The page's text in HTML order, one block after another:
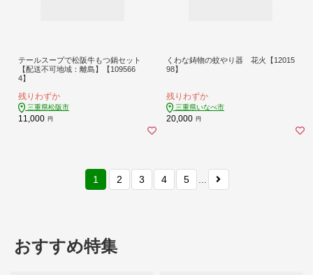
テールスープで松阪牛もつ鍋セット
【配送不可地域：離島】【109566
4】
残りわずか
三重県松阪市
11,000 円
くわな鋳物の蚊やり器 花火【12015
98】
残りわずか
三重県いなべ市
20,000 円
1 2 3 4 5
おすすめ特集